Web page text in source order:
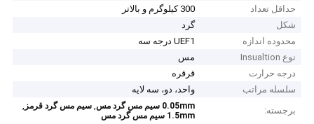
حداقل تعداد
300 کیلوگرم و بالاتر
شکل
گرد
محدوده اندازه
UEF1 درجه سه
نوع Insualtion
مس
درجه حرارت
قرقره
سلسله مراتب
واحد، دو، سه لایه
برجسته:
0.05mm سیم مس گرد مس ,سیم مس گرد قرمز ,
1.5mm سیم مس گرد مس